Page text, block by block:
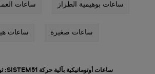
ساعات بوهيمية الطراز ساعات
ساعات صغيرة ساعات
ساعات أوتوماتيكية بآلية حركة SISTEM51: ثورة ميكانيكية